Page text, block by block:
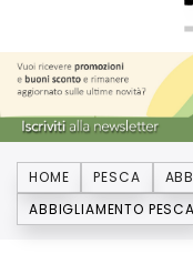
HOME PESCA
ABBIGLIAMENTO PESCA